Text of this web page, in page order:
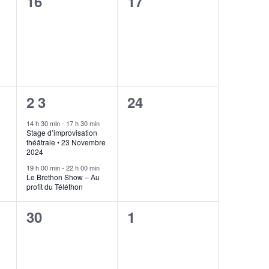
2
évènements,
23
14 h 30 min- 17 h 30 min
Stage d’improvisation
théâtrale • 23 Novembre
2024
19 h 00 min-22 h 00 min
Le Brethon Show – Au
profit du Téléthon
0
24
0
30
0
1